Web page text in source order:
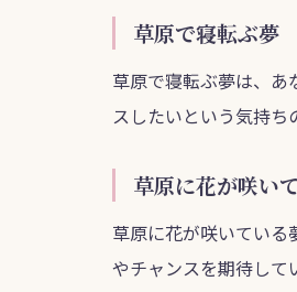
草原で寝転ぶ夢
草原で寝転ぶ夢は、あ
スしたいという気持ち
草原に花が咲い
草原に花が咲いている
やチャンスを期待して